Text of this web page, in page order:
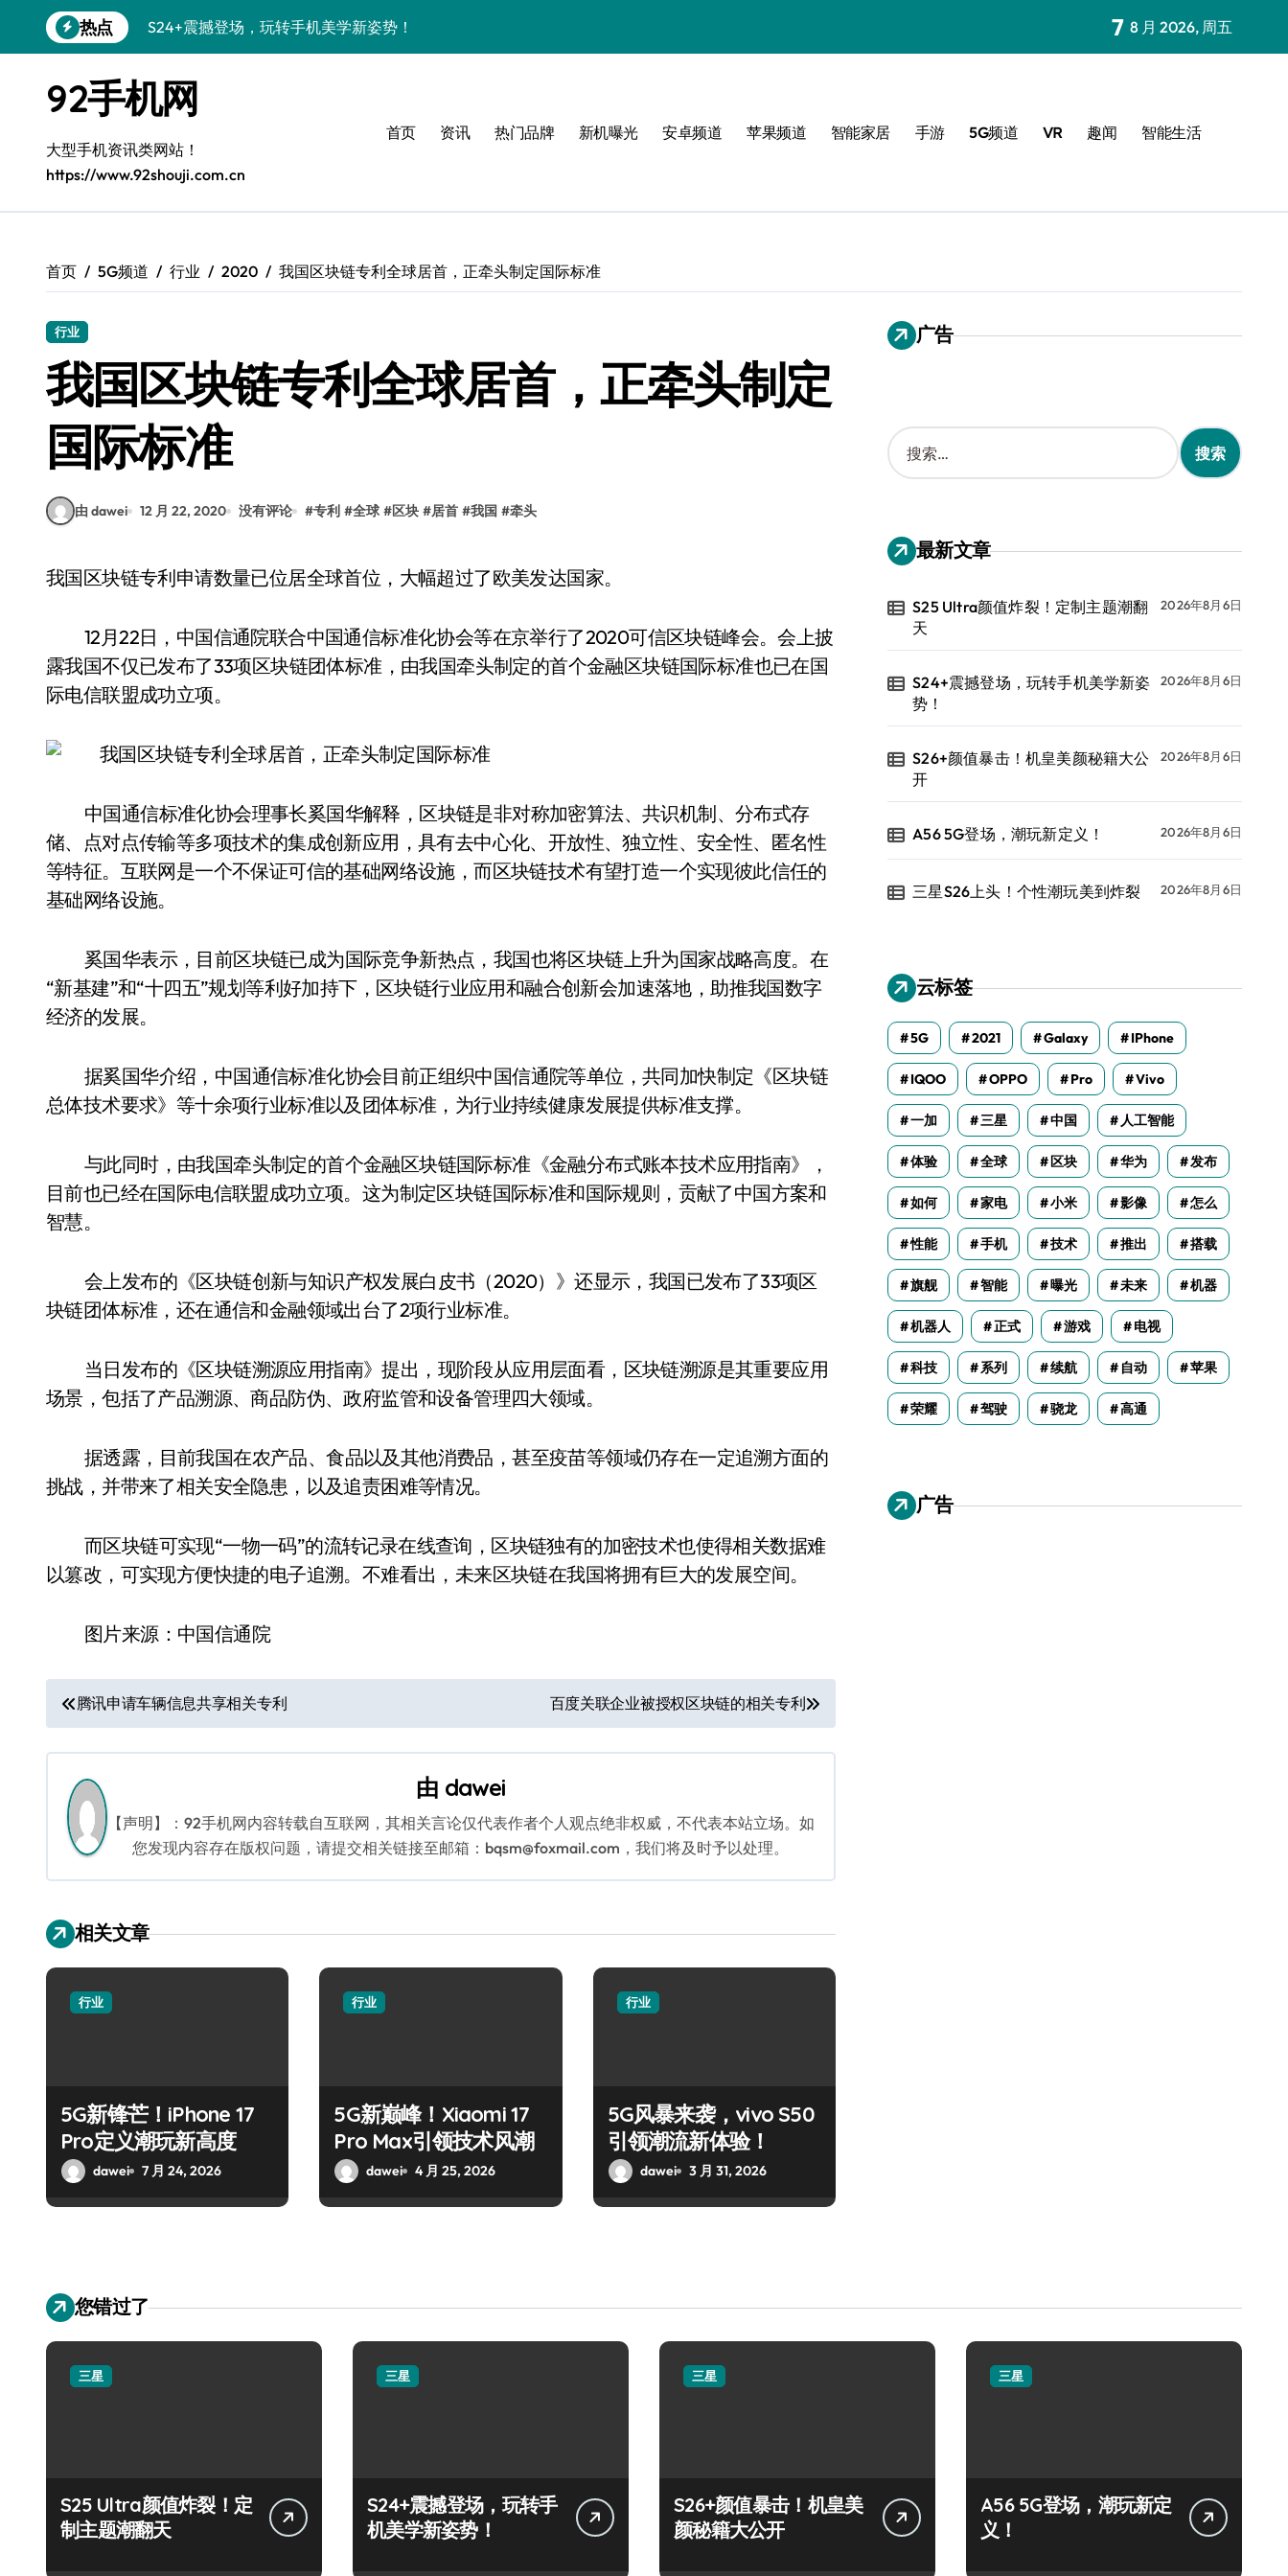
到
热点
S24+震撼登场，玩转手机美学新姿势！
A56 5G登场，潮玩新定义！
三星S26上头！个性潮玩美到炸裂
S25潮改指南：个性定制，酷到没朋友！
Galaxy C55 5G潮定新定义
Galaxy Z Flip6：折叠潮流，秒杀全场
S25 Ultra颜值炸裂！定制主题潮翻天
7 8 月 2026, 周五
92手机网
大型手机资讯类网站！
https://www.92shouji.com.cn
首页 资讯 热门品牌 新机曝光 安卓频道 苹果频道 智能家居 手游 5G频道 VR 趣闻 智能生活
首页 5G频道 行业 2020 我国区块链专利全球居首，正牵头制定国际标准
行业
我国区块链专利全球居首，正牵头制定
国际标准
由 dawei 12 月 22, 2020 没有评论 #专利 #全球 #区块 #居首 #我国 #牵头
我国区块链专利申请数量已位居全球首位，大幅超过了欧美发达国家。
12月22日，中国信通院联合中国通信标准化协会等在京举行了2020可信区块链峰会。会上披
露我国不仅已发布了33项区块链团体标准，由我国牵头制定的首个金融区块链国际标准也已在国
际电信联盟成功立项。
中国通信标准化协会理事长奚国华解释，区块链是非对称加密算法、共识机制、分布式存
储、点对点传输等多项技术的集成创新应用，具有去中心化、开放性、独立性、安全性、匿名性
等特征。互联网是一个不保证可信的基础网络设施，而区块链技术有望打造一个实现彼此信任的
基础网络设施。
奚国华表示，目前区块链已成为国际竞争新热点，我国也将区块链上升为国家战略高度。在
“新基建”和“十四五”规划等利好加持下，区块链行业应用和融合创新会加速落地，助推我国数字
经济的发展。
据奚国华介绍，中国通信标准化协会目前正组织中国信通院等单位，共同加快制定《区块链
总体技术要求》等十余项行业标准以及团体标准，为行业持续健康发展提供标准支撑。
与此同时，由我国牵头制定的首个金融区块链国际标准《金融分布式账本技术应用指南》，
目前也已经在国际电信联盟成功立项。这为制定区块链国际标准和国际规则，贡献了中国方案和
智慧。
会上发布的《区块链创新与知识产权发展白皮书（2020）》还显示，我国已发布了33项区
块链团体标准，还在通信和金融领域出台了2项行业标准。
当日发布的《区块链溯源应用指南》提出，现阶段从应用层面看，区块链溯源是其重要应用
场景，包括了产品溯源、商品防伪、政府监管和设备管理四大领域。
据透露，目前我国在农产品、食品以及其他消费品，甚至疫苗等领域仍存在一定追溯方面的
挑战，并带来了相关安全隐患，以及追责困难等情况。
而区块链可实现“一物一码”的流转记录在线查询，区块链独有的加密技术也使得相关数据难
以篡改，可实现方便快捷的电子追溯。不难看出，未来区块链在我国将拥有巨大的发展空间。
图片来源：中国信通院
文
章
导
航
腾讯申请车辆信息共享相关专利 百度关联企业被授权区块链的相关专利
由 dawei
【声明】：92手机网内容转载自互联网，其相关言论仅代表作者个人观点绝非权威，不代表本站立场。如
您发现内容存在版权问题，请提交相关链接至邮箱：bqsm@foxmail.com，我们将及时予以处理。
相关文章
行业
5G新锋芒！iPhone 17
Pro定义潮玩新高度
dawei 7 月 24, 2026
行业
5G新巅峰！Xiaomi 17
Pro Max引领技术风潮
dawei 4 月 25, 2026
行业
5G风暴来袭，vivo S50
引领潮流新体验！
dawei 3 月 31, 2026
广告
搜
索
：
最新文章
S25 Ultra颜值炸裂！定制主题潮翻
天
2026年8月6日
S24+震撼登场，玩转手机美学新姿
势！
2026年8月6日
S26+颜值暴击！机皇美颜秘籍大公
开
2026年8月6日
A56 5G登场，潮玩新定义！ 2026年8月6日
三星S26上头！个性潮玩美到炸裂 2026年8月6日
云标签
5G 2021 Galaxy IPhone
IQOO OPPO Pro Vivo
一加 三星 中国 人工智能
体验 全球 区块 华为 发布
如何 家电 小米 影像 怎么
性能 手机 技术 推出 搭载
旗舰 智能 曝光 未来 机器
机器人 正式 游戏 电视
科技 系列 续航 自动 苹果
荣耀 驾驶 骁龙 高通
广告
您错过了
三星
S25 Ultra颜值炸裂！定
制主题潮翻天
三星
S24+震撼登场，玩转手
机美学新姿势！
三星
S26+颜值暴击！机皇美
颜秘籍大公开
三星
A56 5G登场，潮玩新定
义！